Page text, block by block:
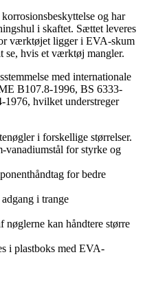
og har
i skaftet. Sættet leveres
værktøjet ligger i EVA-skum
se, hvis et værktøj mangler.
med internationale
B107.8-1996, BS 6333-
hvilket understreger
i forskellige størrelser.
vanadiumstål for styrke og
for bedre
i trange
nøglerne kan håndtere større
i plastboks med EVA-